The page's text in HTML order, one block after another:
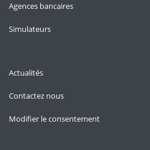
Agences bancaires
Simulateurs
Actualités
Contactez nous
Modifier le consentement